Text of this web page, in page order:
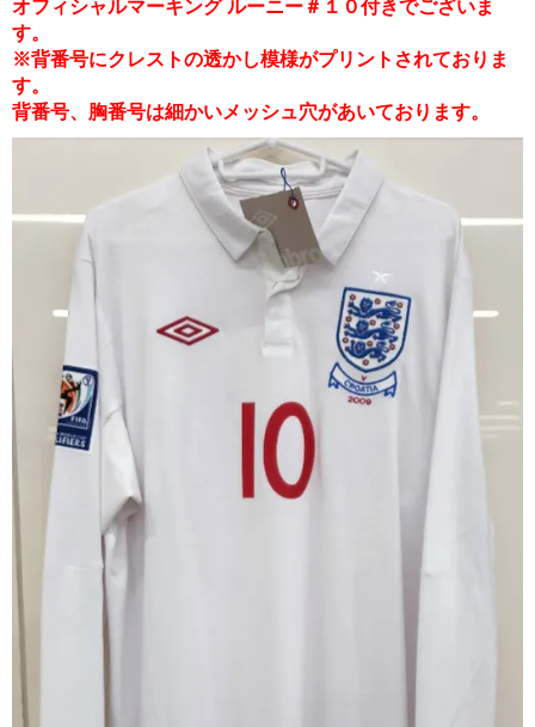
オフィシャルマーキング ルーニー＃１０付きでございま
す。
※背番号にクレストの透かし模様がプリントされておりま
す。
背番号、胸番号は細かいメッシュ穴があいております。